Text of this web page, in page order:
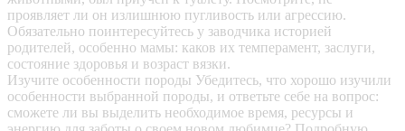
проявляет ли он излишнюю пугливость или агрессию.
Обязательно поинтересуйтесь у заводчика историей
родителей, особенно мамы: каков их темперамент, заслуги,
состояние здоровья и возраст вязки.
Изучите особенности породы Убедитесь, что хорошо изучили
особенности выбранной породы, и ответьте себе на вопрос:
сможете ли вы выделить необходимое время, ресурсы и